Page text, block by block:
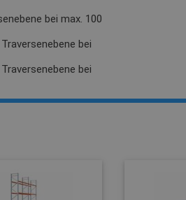
bei max. 100
bei
bei